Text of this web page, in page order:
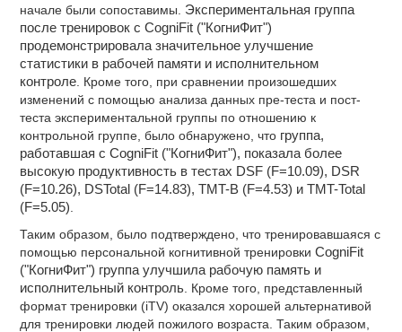
начале были сопоставимы. Экспериментальная группа
после тренировок с CogniFit ("КогниФит")
продемонстрировала значительное улучшение
статистики в рабочей памяти и исполнительном
контроле . Кроме того, при сравнении произошедших
изменений с помощью анализа данных пре-теста и пост-
теста экспериментальной группы по отношению к
контрольной группе, было обнаружено, что группа,
работавшая с CogniFit ("КогниФит"), показала более
высокую продуктивность в тестах DSF (F=10.09), DSR
(F=10.26), DSTotal (F=14.83), TMT-B (F=4.53) и TMT-Total
(F=5.05)
Таким образом, было подтверждено, что тренировавшаяся с
помощью персональной когнитивной тренировкиCogniFit
("КогниФит") группа улучшила рабочую память и
исполнительный контроль . Кроме того, представленный
формат тренировки (iTV) оказался хорошей альтернативой
для тренировки людей пожилого возраста. Таким образом,